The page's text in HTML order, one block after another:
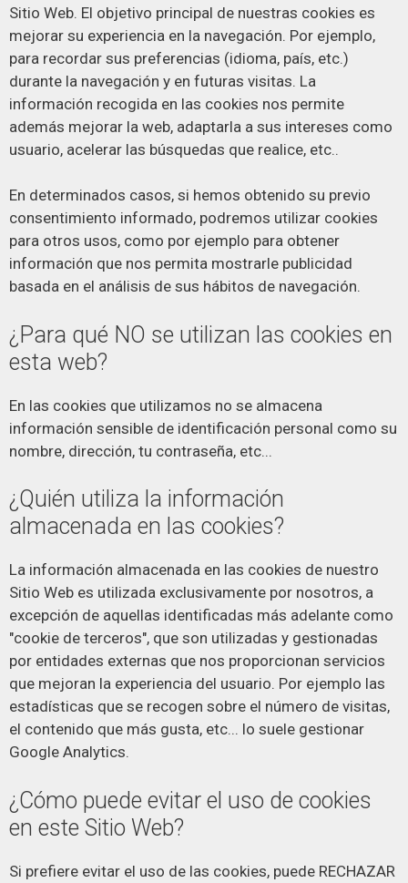
Sitio Web. El objetivo principal de nuestras cookies es
mejorar su experiencia en la navegación. Por ejemplo,
para recordar sus preferencias (idioma, país, etc.)
durante la navegación y en futuras visitas. La
información recogida en las cookies nos permite
además mejorar la web, adaptarla a sus intereses como
usuario, acelerar las búsquedas que realice, etc..
En determinados casos, si hemos obtenido su previo
consentimiento informado, podremos utilizar cookies
para otros usos, como por ejemplo para obtener
información que nos permita mostrarle publicidad
basada en el análisis de sus hábitos de navegación.
¿Para qué NO se utilizan las cookies en
esta web?
En las cookies que utilizamos no se almacena
información sensible de identificación personal como su
nombre, dirección, tu contraseña, etc...
¿Quién utiliza la información
almacenada en las cookies?
La información almacenada en las cookies de nuestro
Sitio Web es utilizada exclusivamente por nosotros, a
excepción de aquellas identificadas más adelante como
"cookie de terceros", que son utilizadas y gestionadas
por entidades externas que nos proporcionan servicios
que mejoran la experiencia del usuario. Por ejemplo las
estadísticas que se recogen sobre el número de visitas,
el contenido que más gusta, etc... lo suele gestionar
Google Analytics.
¿Cómo puede evitar el uso de cookies
en este Sitio Web?
Si prefiere evitar el uso de las cookies, puede RECHAZAR